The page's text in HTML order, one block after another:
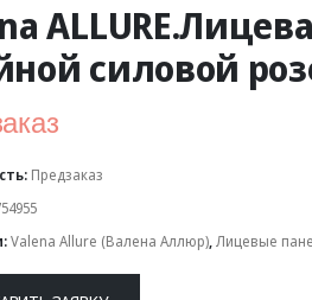
силовой
Предзаказ
Valena Allure (Валена Аллюр),Лицевые